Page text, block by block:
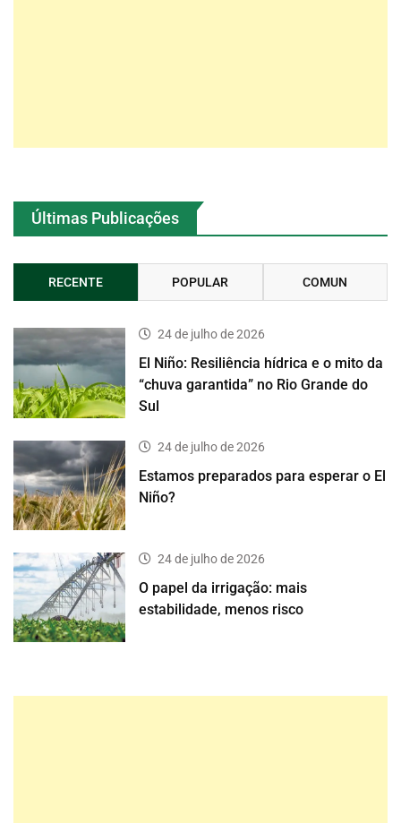
Últimas Publicações
RECENTE POPULAR COMUN
24 de julho de 2026
El Niño: Resiliência hídrica e o mito da
“chuva garantida” no Rio Grande do
Sul
24 de julho de 2026
Estamos preparados para esperar o El
Niño?
24 de julho de 2026
O papel da irrigação: mais
estabilidade, menos risco